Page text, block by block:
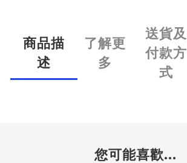
商品描
述
了解更
多
送貨及
付款方
式
您可能喜歡...